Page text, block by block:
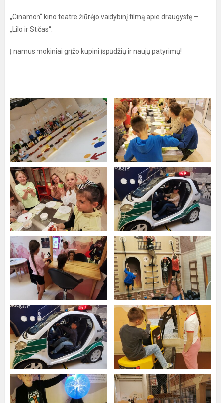
„Cinamon“ kino teatre žiūrėjo vaidybinį filmą apie draugystę –
„Lilo ir Stičas“.
Į namus mokiniai grįžo kupini įspūdžių ir naujų patyrimų!